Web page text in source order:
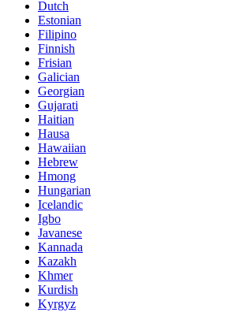
Dutch
Estonian
Filipino
Finnish
Frisian
Galician
Georgian
Gujarati
Haitian
Hausa
Hawaiian
Hebrew
Hmong
Hungarian
Icelandic
Igbo
Javanese
Kannada
Kazakh
Khmer
Kurdish
Kyrgyz